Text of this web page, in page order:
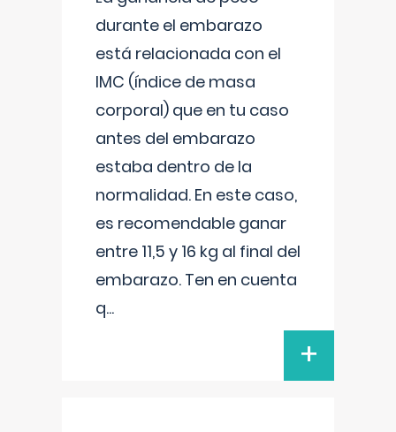
durante el embarazo
está relacionada con el
IMC (índice de masa
corporal) que en tu caso
antes del embarazo
estaba dentro de la
normalidad. En este caso,
es recomendable ganar
entre 11,5 y 16 kg al final del
embarazo. Ten en cuenta
q...
+